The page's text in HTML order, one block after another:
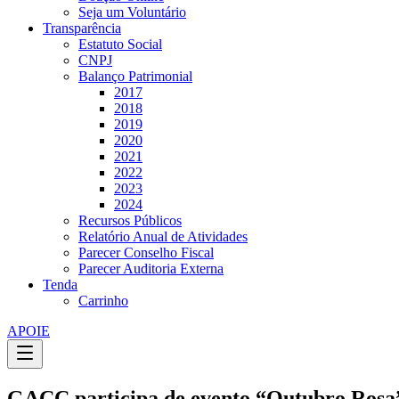
Seja um Voluntário
Transparência
Estatuto Social
CNPJ
Balanço Patrimonial
2017
2018
2019
2020
2021
2022
2023
2024
Recursos Públicos
Relatório Anual de Atividades
Parecer Conselho Fiscal
Parecer Auditoria Externa
Tenda
Carrinho
APOIE